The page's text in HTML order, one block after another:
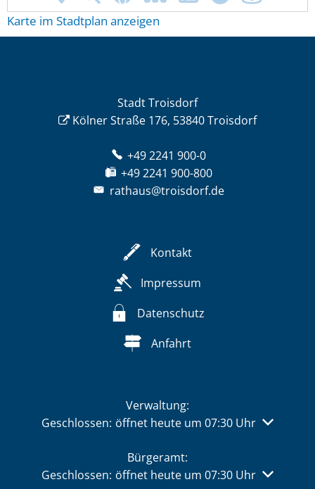
Karte im Stadtplan anzeigen
Stadt Troisdorf
Kölner Straße 176, 53840 Troisdorf
+49 2241 900-0
+49 2241 900-800
rathaus@troisdorf.de
Kontakt
Impressum
Datenschutz
Anfahrt
Verwaltung:
Klicken, um weitere Öffnungs- oder Schließzeiten
Geschlossen: öffnet heute um 07:30 Uhr
Bürgeramt:
Klicken, um weitere Öffnungs- oder Schließzeiten
Geschlossen: öffnet heute um 07:30 Uhr